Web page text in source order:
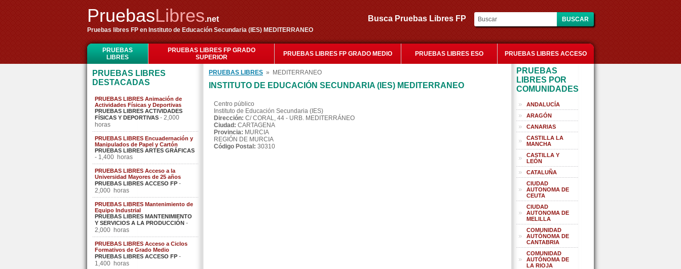
PruebasLibres.net
Pruebas libres FP en Instituto de Educación Secundaria (IES) MEDITERRANEO
Busca Pruebas Libres FP
PRUEBAS
LIBRES
PRUEBAS LIBRES FP GRADO
SUPERIOR
PRUEBAS LIBRES FP GRADO MEDIO PRUEBAS LIBRES ESO PRUEBAS LIBRES ACCESO
PRUEBAS LIBRES
DESTACADAS
PRUEBAS LIBRES Animación de
Actividades Físicas y Deportivas
PRUEBAS LIBRES ACTIVIDADES
FÍSICAS Y DEPORTIVAS - 2,000
horas
PRUEBAS LIBRES Encuadernación y
Manipulados de Papel y Cartón
PRUEBAS LIBRES ARTES GRÁFICAS
- 1,400 horas
PRUEBAS LIBRES Acceso a la
Universidad Mayores de 25 años
PRUEBAS LIBRES ACCESO FP -
2,000 horas
PRUEBAS LIBRES Mantenimiento de
Equipo Industrial
PRUEBAS LIBRES MANTENIMIENTO
Y SERVICIOS A LA PRODUCCIÓN -
2,000 horas
PRUEBAS LIBRES Acceso a Ciclos
Formativos de Grado Medio
PRUEBAS LIBRES ACCESO FP -
1,400 horas
PRUEBAS LIBRES » MEDITERRANEO
INSTITUTO DE EDUCACIÓN SECUNDARIA (IES) MEDITERRANEO
Centro público
Instituto de Educación Secundaria (IES)
Dirección: C/ CORAL, 44 - URB. MEDITERRÁNEO
Ciudad: CARTAGENA
Provincia: MURCIA
REGIÓN DE MURCIA
Código Postal: 30310
PRUEBAS
LIBRES POR
COMUNIDADES
ANDALUCÍA
ARAGÓN
CANARIAS
CASTILLA LA
MANCHA
CASTILLA Y
LEÓN
CATALUÑA
CIUDAD
AUTONOMA DE
CEUTA
CIUDAD
AUTONOMA DE
MELILLA
COMUNIDAD
AUTÓNOMA DE
CANTABRIA
COMUNIDAD
AUTÓNOMA DE
LA RIOJA